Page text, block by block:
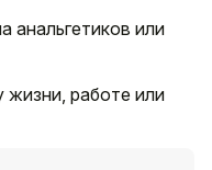
анальгетиков или
работе или